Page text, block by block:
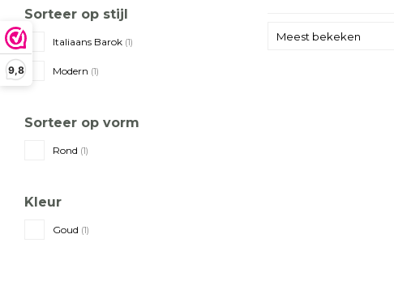
9,8
Sorteer op stijl
Italiaans Barok (1)
Modern (1)
Sorteer op vorm
Rond (1)
Kleur
Goud (1)
Meest bekeken